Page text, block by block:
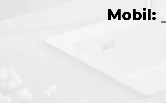
Mobil: